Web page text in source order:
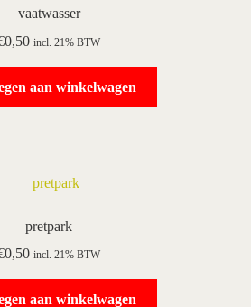
vaatwasser
0,50 incl. 21% BTW
aan winkelwagen
pretpark
0,50 incl. 21% BTW
aan winkelwagen